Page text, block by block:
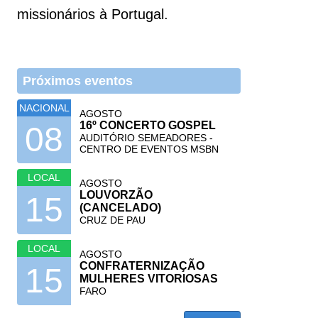
missionários à Portugal.
Próximos eventos
NACIONAL
08
AGOSTO
16º CONCERTO GOSPEL
AUDITÓRIO SEMEADORES -
CENTRO DE EVENTOS MSBN
LOCAL
15
AGOSTO
LOUVORZÃO
(CANCELADO)
CRUZ DE PAU
LOCAL
15
AGOSTO
CONFRATERNIZAÇÃO
MULHERES VITORIOSAS
FARO